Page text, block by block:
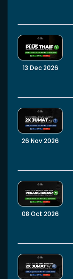
13 Dec 2026
26 Nov 2026
08 Oct 2026